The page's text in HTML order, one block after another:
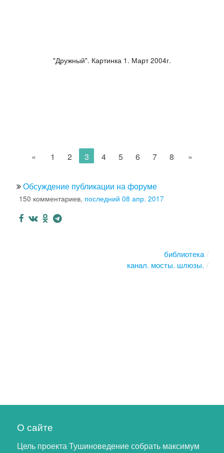
"Дружный". Картинка 1. Март 2004г.
« 1 2 3 4 5 6 7 8 »
Обсуждение публикации на форуме
150 комментариев, последний 08 апр. 2017
библиотека
канал. мосты. шлюзы.
О сайте
Цель проекта Тушиноведение собрать максимум